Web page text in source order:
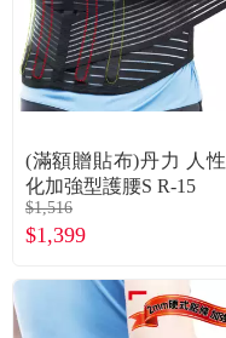
寵物
名人嚴選
優惠活動
關於我們
合作提案
登入
(滿額贈貼布)丹力 人性
化加強型護腰S R-15
$1,516
$1,399